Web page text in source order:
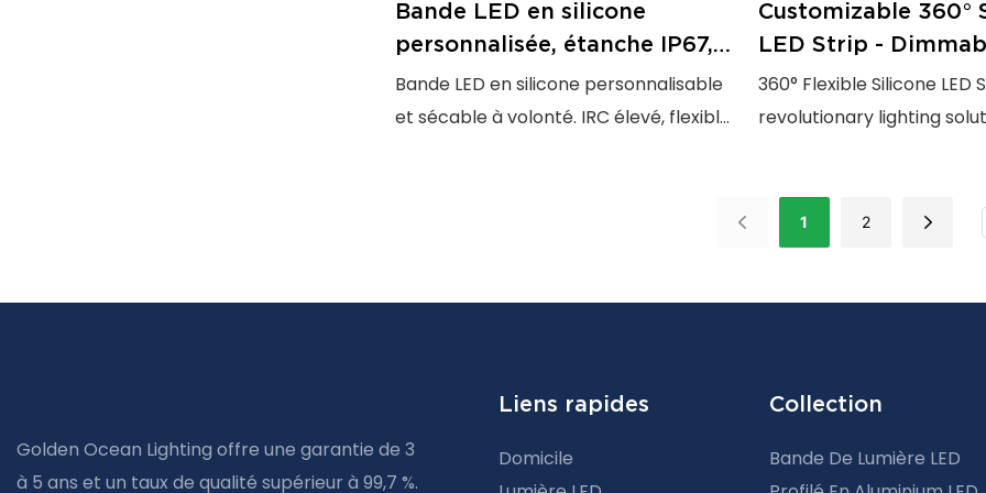
Bande LED en silicone
personnalisée, étanche IP67,
flexible, type néon, sans
découpe.
Bande LED en silicone personnalisable
et sécable à volonté. IRC élevé, flexible,
Customizable 360°
LED Strip -
Commercial
Residential
360° Flexible Silicone LED
revolutionary lighting
70% high light
silicone material allows
1 2
Golden Ocean Lighting offre une garantie de 3
à 5 ans et un taux de qualité supérieur à 99,7 %.
Liens rapides
Domicile
Collection
Bande De Lumière LED